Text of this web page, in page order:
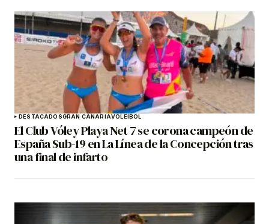
DESTACADOSGRAN CANARIAVOLEIBOL
El Club Vóley Playa Net 7 se corona campeón de
España Sub-19 en La Línea de la Concepción tras
una final de infarto